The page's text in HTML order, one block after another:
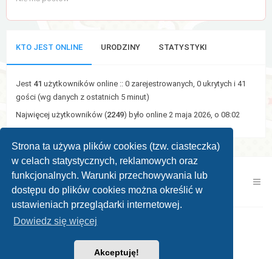
Strona ta używa plików cookies (tzw. ciasteczka)
w celach statystycznych, reklamowych oraz
funkcjonalnych. Warunki przechowywania lub
dostępu do plików cookies można określić w
ustawieniach przeglądarki internetowej.
Dowiedz się więcej
Akceptuję!
KTO JEST ONLINE URODZINY STATYSTYKI
Jest 41 użytkowników online :: 0 zarejestrowanych, 0 ukrytych i 41
gości (wg danych z ostatnich 5 minut)
Najwięcej użytkowników (2249) było online 2 maja 2026, o 08:02
Kontakt z nami Zespół administracyjny